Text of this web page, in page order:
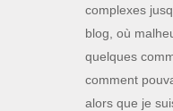
complexes
blog, où
quelques
comment
alors que je